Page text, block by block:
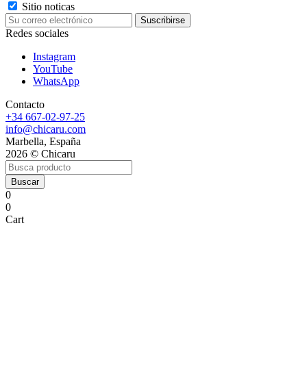
Sitio noticas
Redes sociales
Instagram
YouTube
WhatsApp
Contacto
+34 667-02-97-25
info@chicaru.com
Marbella, España
2026 © Chicaru
Buscar
0
0
Cart